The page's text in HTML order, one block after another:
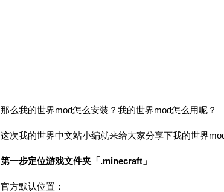
那么我的世界mod怎么安装？我的世界mod怎么用呢？
这次我的世界中文站小编就来给大家分享下我的世界
第一步定位游戏文件夹「.minecraft」
官方默认位置：